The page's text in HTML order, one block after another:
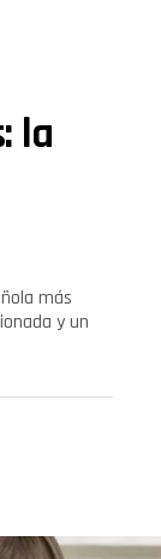
la
más
y un